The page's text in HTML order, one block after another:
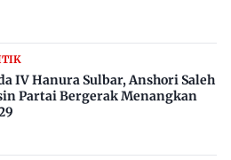
IV Hanura Sulbar, Anshori Saleh
Partai Bergerak Menangkan